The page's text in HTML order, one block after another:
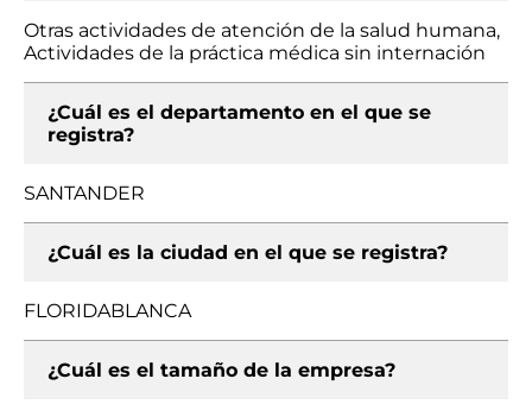
Otras actividades de atención de la salud humana,
Actividades de la práctica médica sin internación
¿Cuál es el departamento en el que se
registra?
SANTANDER
¿Cuál es la ciudad en el que se registra?
FLORIDABLANCA
¿Cuál es el tamaño de la empresa?